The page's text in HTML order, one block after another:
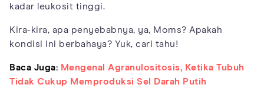
kadar leukosit tinggi.
Kira-kira, apa penyebabnya, ya, Moms? Apakah
kondisi ini berbahaya? Yuk, cari tahu!
Baca Juga: Mengenal Agranulositosis, Ketika Tubuh
Tidak Cukup Memproduksi Sel Darah Putih